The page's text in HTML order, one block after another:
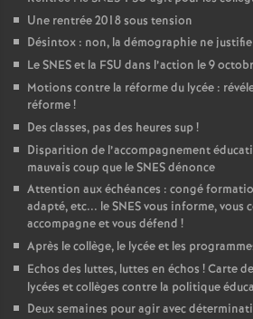
Une rentrée 2018 sous tension
Désintox : non, la démographie ne
Le SNES et la FSU dans l’action le 9
Motions contre la réforme du lycée :
réforme!
Des classes, pas des heures sup!
Disparition de l’accompagnement
mauvais coup que le SNES dénonce
Attention aux échéances : congé
adapté, etc... le SNES vous informe, vous
accompagne et vous défend !
Après le collège, le lycée et les
Echos des luttes, luttes en échos ! Carte
lycées et collèges contre la politique
Deux semaines pour agir avec